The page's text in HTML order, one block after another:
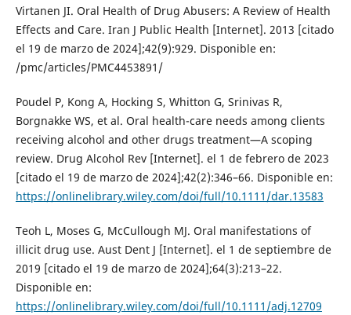
Virtanen JI. Oral Health of Drug Abusers: A Review of Health
Effects and Care. Iran J Public Health [Internet]. 2013 [citado
el 19 de marzo de 2024];42(9):929. Disponible en:
/pmc/articles/PMC4453891/
Poudel P, Kong A, Hocking S, Whitton G, Srinivas R,
Borgnakke WS, et al. Oral health-care needs among clients
receiving alcohol and other drugs treatment—A scoping
review. Drug Alcohol Rev [Internet]. el 1 de febrero de 2023
[citado el 19 de marzo de 2024];42(2):346–66. Disponible en:
https://onlinelibrary.wiley.com/doi/full/10.1111/dar.13583
Teoh L, Moses G, McCullough MJ. Oral manifestations of
illicit drug use. Aust Dent J [Internet]. el 1 de septiembre de
2019 [citado el 19 de marzo de 2024];64(3):213–22.
Disponible en:
https://onlinelibrary.wiley.com/doi/full/10.1111/adj.12709